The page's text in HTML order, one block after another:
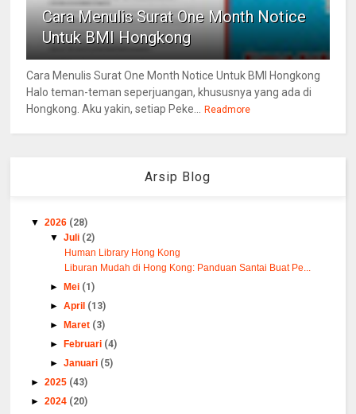
Cara Menulis Surat One Month Notice
Untuk BMI Hongkong
Cara Menulis Surat One Month Notice Untuk BMI Hongkong
Halo teman-teman seperjuangan, khususnya yang ada di
Hongkong. Aku yakin, setiap Peke... Readmore
Arsip Blog
▼2026 (28)
▼Juli (2)
Human Library Hong Kong
Liburan Mudah di Hong Kong: Panduan Santai Buat Pe...
►
Mei (1)
►April (13)
►
Maret (3)
►
Februari (4)
►Januari (5)
►2025 (43)
►2024 (20)